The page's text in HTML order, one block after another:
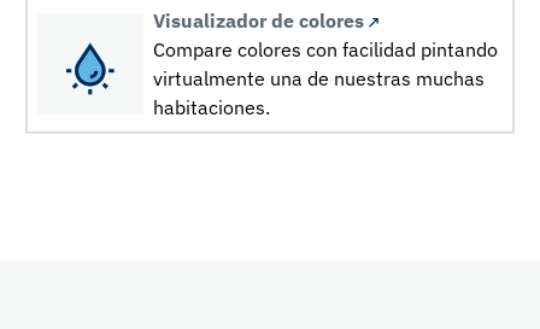
Visualizador de colores
Compare colores con facilidad pintando
virtualmente una de nuestras muchas
habitaciones.